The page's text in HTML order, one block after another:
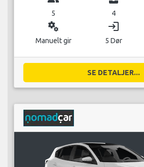
5 4
miscellaneous_services
Manuelt gir
login
5 Dør
SE DETALJER...